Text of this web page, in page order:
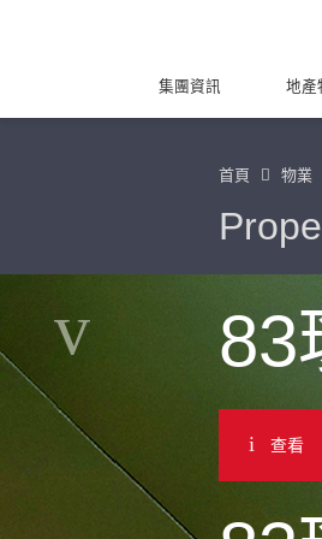
集團資訊 地產
首頁 物業
83
查看